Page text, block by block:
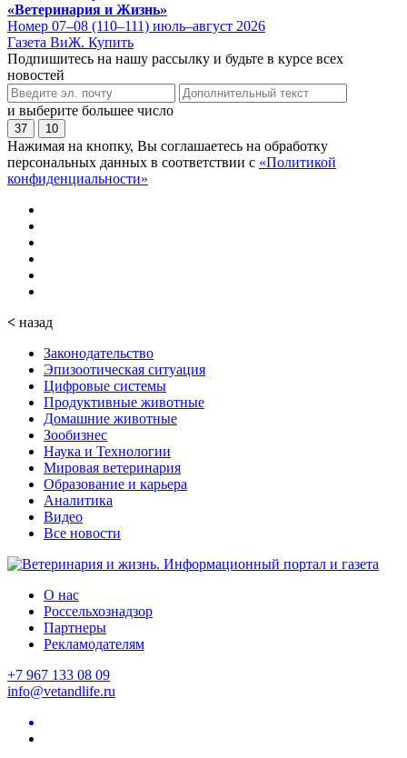
«Ветеринария и Жизнь»
Номер 07–08 (110–111) июль–август 2026
Газета ВиЖ. Купить
Подпишитесь на нашу рассылку и будьте в курсе всех
новостей
и выберите большее число
37 10
Нажимая на кнопку, Вы соглашаетесь на обработку
персональных данных в соответствии с «Политикой
конфиденциальности»
< назад
Законодательство
Эпизоотическая ситуация
Цифровые системы
Продуктивные животные
Домашние животные
Зообизнес
Наука и Технологии
Мировая ветеринария
Образование и карьера
Аналитика
Видео
Все новости
О нас
Россельхознадзор
Партнеры
Рекламодателям
+7 967 133 08 09
info@vetandlife.ru